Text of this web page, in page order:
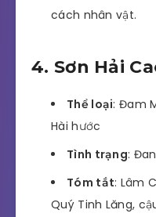
cách nhân vật.
4. Sơn Hải
Thể loại: Đam
Hài hước
Tình trạng:
Tóm tắt: Lâm
Quý Tinh Lăng,